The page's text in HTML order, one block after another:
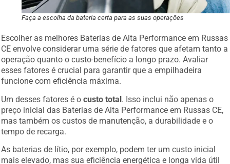
Faça a escolha da bateria certa para as suas operações
Escolher as melhores Baterias de Alta Performance em Russas
CE envolve considerar uma série de fatores que afetam tanto a
operação quanto o custo-benefício a longo prazo. Avaliar
esses fatores é crucial para garantir que a empilhadeira
funcione com eficiência máxima.
Um desses fatores é ocusto total. Isso inclui não apenas o
preço inicial das Baterias de Alta Performance em Russas CE,
mas também os custos de manutenção, a durabilidade e o
tempo de recarga.
As baterias de lítio, por exemplo, podem ter um custo inicial
mais elevado, mas sua eficiência energética e longa vida útil